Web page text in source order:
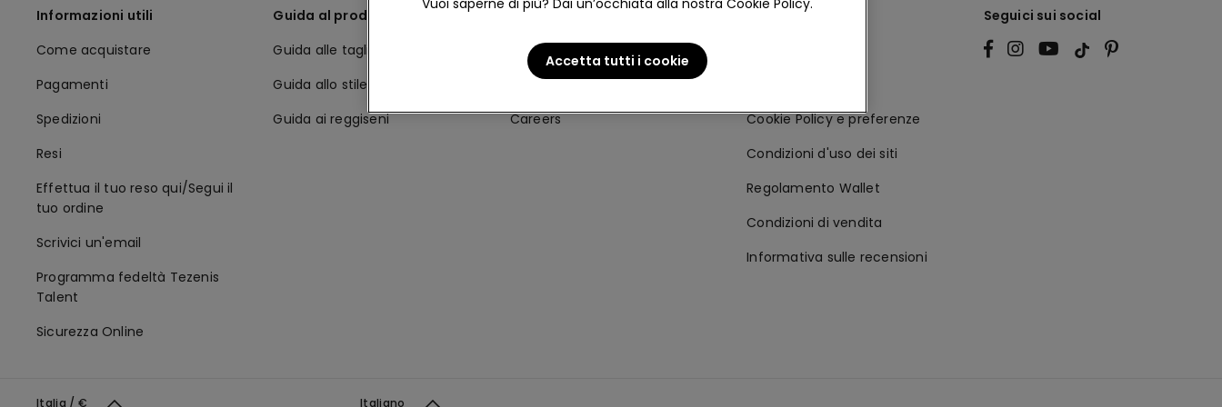
Informazioni utili
Come acquistare
Pagamenti
Spedizioni
Resi
Effettua il tuo reso qui/Segui il
tuo ordine
Scrivici un'email
Programma fedeltà Tezenis
Talent
Sicurezza Online
Guida al prodotto
Guida alle taglie
Guida allo stile
Guida ai reggiseni
Corporate
Company Info
Franchising
Careers
Area legale
Cookie Policy e preferenze
Condizioni d'uso dei siti
Regolamento Wallet
Condizioni di vendita
Informativa sulle recensioni
Seguici sui social
Italia / € Italiano
Vuoi saperne di più? Dai un’occhiata alla nostra Cookie Policy.
Accetta tutti i cookie